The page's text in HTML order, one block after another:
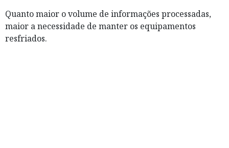
Quanto maior o volume de informações processadas,
maior a necessidade de manter os equipamentos
resfriados.